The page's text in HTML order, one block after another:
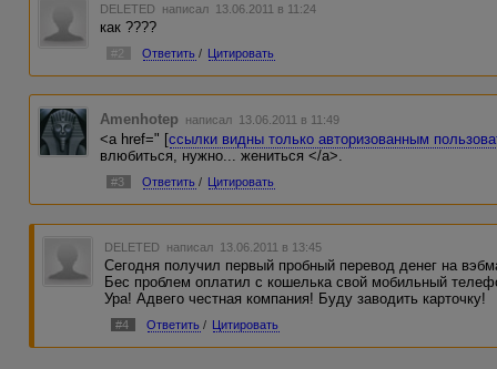
DELETED написал 13.06.2011 в 11:24
как ????
#2 Ответить / Цитировать
Amenhotep написал 13.06.2011 в 11:49
<a href=" [ссылки видны только авторизованным
влюбиться, нужно... жениться </a>.
#3 Ответить / Цитировать
DELETED написал 13.06.2011 в 13:45
Сегодня получил первый пробный перевод денег на
Бес проблем оплатил с кошелька свой мобильный
Ура! Адвего честная компания! Буду заводить карточку!
#4 Ответить / Цитировать